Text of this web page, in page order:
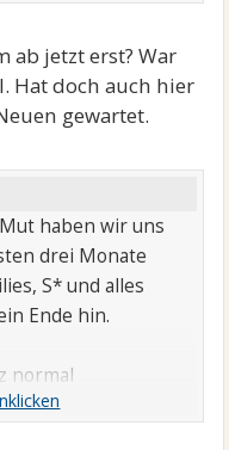
ab jetzt erst? War
Hat doch auch hier
gewartet.
haben wir uns
drei Monate
S* und alles
Ende hin.
normal
sie hat die Feier